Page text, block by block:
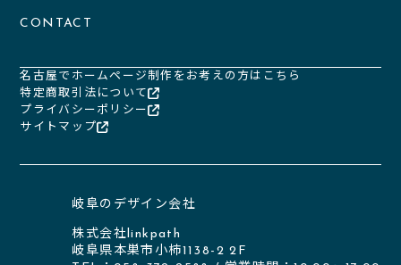
CONTACT
名古屋でホームページ制作をお考えの方はこちら
特定商取引法について
プライバシーポリシー
サイトマップ
岐阜のデザイン会社
株式会社linkpath
岐阜県本巣市小柿1138-2 2F